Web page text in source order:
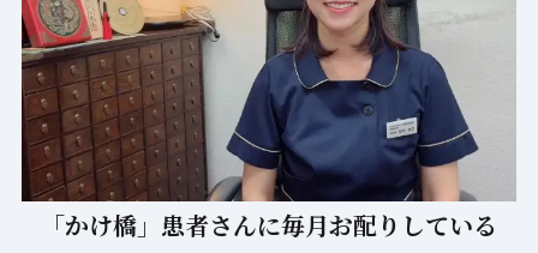
「かけ橋」患者さんに毎月お配りしている